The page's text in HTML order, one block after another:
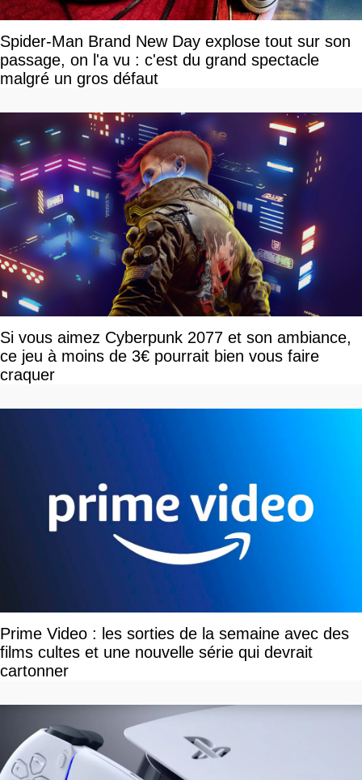
Spider-Man Brand New Day explose tout sur son
passage, on l'a vu : c'est du grand spectacle
malgré un gros défaut
Si vous aimez Cyberpunk 2077 et son ambiance,
ce jeu à moins de 3€ pourrait bien vous faire
craquer
Prime Video : les sorties de la semaine avec des
films cultes et une nouvelle série qui devrait
cartonner